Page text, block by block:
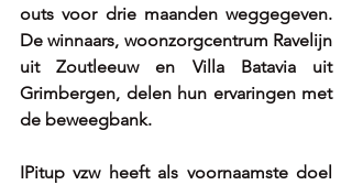
outs voor drie maanden weggegeven.
De winnaars, woonzorgcentrum Ravelijn
uit Zoutleeuw en Villa Batavia uit
Grimbergen, delen hun ervaringen met
de beweegbank.
IPitup vzw heeft als voornaamste doel